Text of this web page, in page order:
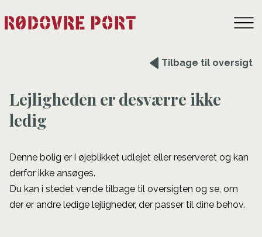
Tilbage til oversigt
Lejligheden er desværre ikke
ledig
Denne bolig er i øjeblikket udlejet eller reserveret og kan
derfor ikke ansøges.
Du kan i stedet vende tilbage til oversigten og se, om
der er andre ledige lejligheder, der passer til dine behov.